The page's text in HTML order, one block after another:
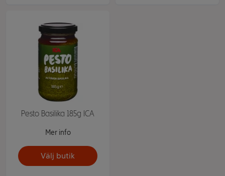
Pesto Basilika 185g ICA
Mer info
Välj butik